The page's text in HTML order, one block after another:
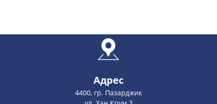
Адрес
4400, гр. Пазарджик